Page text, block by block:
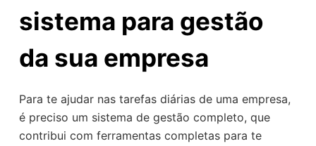
sistema para gestão
da sua empresa
Para te ajudar nas tarefas diárias de uma empresa,
é preciso um sistema de gestão completo, que
contribui com ferramentas completas para te